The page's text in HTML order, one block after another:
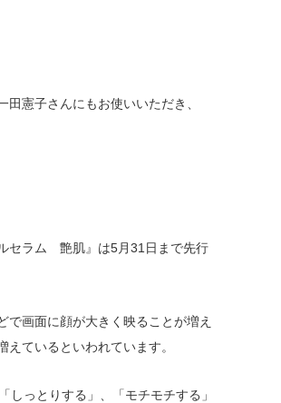
憲子さんにもお使いいただき、
セラム 艶肌』は5月31日まで先行
で画面に顔が大きく映ることが増え
ているといわれています。
っとりする」、「モチモチする」